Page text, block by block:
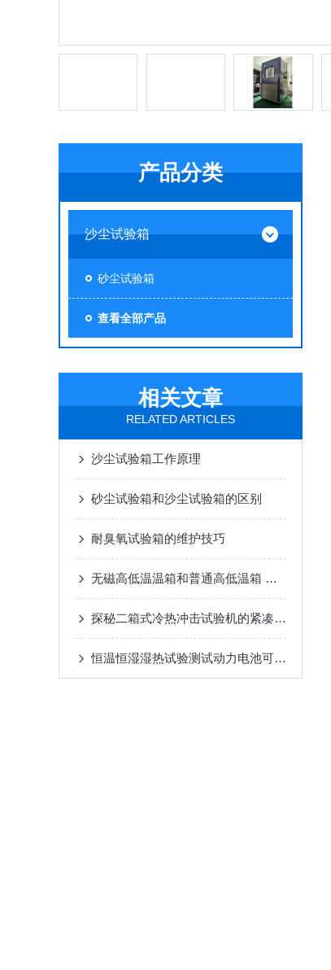
产品分类
沙尘试验箱
砂尘试验箱
查看全部产品
相关文章
RELATED ARTICLES
沙尘试验箱工作原理
砂尘试验箱和沙尘试验箱的区别
耐臭氧试验箱的维护技巧
无磁高低温温箱和普通高低温箱 有什么显著的区别？
探秘二箱式冷热冲击试验机的紧凑结构优势
恒温恒湿湿热试验测试动力电池可靠性高吗？